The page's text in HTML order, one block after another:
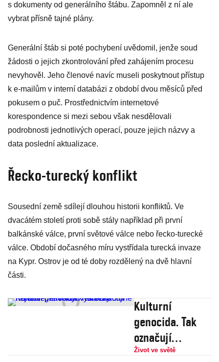
s dokumenty od generálního štábu. Zapomněl z ní ale
vybrat přísně tajné plány.
Generální štáb si poté pochybení uvědomil, jenže soud
žádosti o jejich zkontrolování před zahájením procesu
nevyhověl. Jeho členové navíc museli poskytnout přístup
k e-mailům v interní databázi z období dvou měsíců před
pokusem o puč. Prostřednictvím internetové
korespondence si mezi sebou však nesdělovali
podrobnosti jednotlivých operací, pouze jejich názvy a
data poslední aktualizace.
Řecko-turecký konflikt
Sousední země sdílejí dlouhou historii konfliktů. Ve
dvacátém století proti sobě stály například při první
balkánské válce, první světové válce nebo řecko-turecké
válce. Období dočasného míru vystřídala turecká invaze
na Kypr. Ostrov je od té doby rozdělený na dvě hlavní
části.
Kulturní
genocida. Tak
označují
Kurdové hlavní
Život ve světě